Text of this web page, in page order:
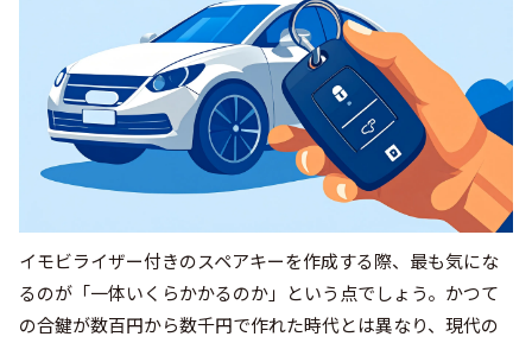
イモビライザー付きのスペアキーを作成する際、最も気にな
るのが「一体いくらかかるのか」という点でしょう。かつて
の合鍵が数百円から数千円で作れた時代とは異なり、現代の